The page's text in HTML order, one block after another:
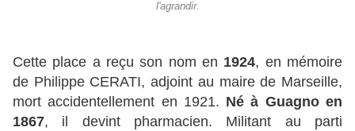
l'agrandir.
Cette place a reçu son nom en 1924, en mémoire
de Philippe CERATI, adjoint au maire de Marseille,
mort accidentellement en 1921. Né à Guagno en
1867, il devint pharmacien. Militant au parti